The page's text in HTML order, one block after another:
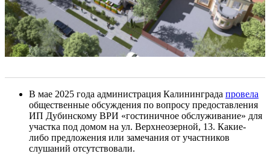
В мае 2025 года администрация Калининграда провела
общественные обсуждения по вопросу предоставления
ИП Дубинскому ВРИ «гостиничное обслуживание» для
участка под домом на ул. Верхнеозерной, 13. Какие-
либо предложения или замечания от участников
слушаний отсутствовали.